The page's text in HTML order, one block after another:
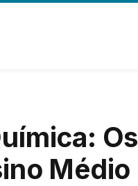
Os
Médio